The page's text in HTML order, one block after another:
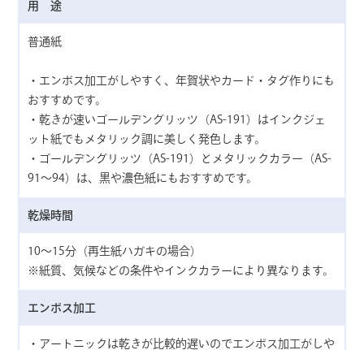
用 途
普通紙
・エンボス加工がしやすく、年賀状やカード・タグ作りにも
おすすめです。
・乾きが速いゴールデングリッツ（AS-191）はインクジェ
ット紙でもメタリック調に美しく発色します。
・ゴールデングリッツ（AS-191）とメタリックカラー（AS-
91〜94）は、黒や濃色紙にもおすすめです。
乾燥時間
10～15分（再生紙ハガキの場合）
※紙質、気候などの条件やインクカラーにより異なります。
エンボス加工
・アートニックは乾きが比較的遅いのでエンボス加工がしや